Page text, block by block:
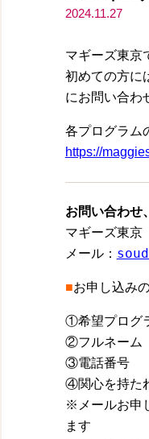
2024.11.27
マギーズ東京
初めての方に
にお問い合わ
各プログラム
https://
お問い合わせ
マギーズ東
メール：
■お申し込み
①希望プログ
②フルネーム
③電話番号
④関心を持た
※メールお申
ます